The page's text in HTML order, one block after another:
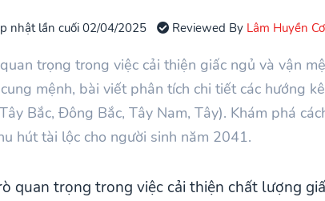
nhật lần cuối 02/04/2025 Reviewed By Lâm Huyền Cơ
trọng trong việc cải thiện giấc ngủ và vận
mệnh, bài viết phân tích chi tiết các hướng
Bắc, Đông Bắc, Tây Nam, Tây). Khám phá
hút tài lộc cho người sinh năm 2041.
quan trọng trong việc cải thiện chất lượng